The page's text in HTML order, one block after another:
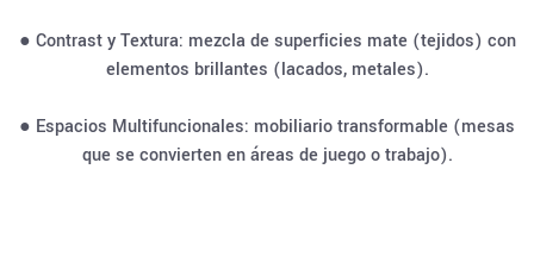
● Contrast y Textura: mezcla de superficies mate (tejidos) con
elementos brillantes (lacados, metales).
● Espacios Multifuncionales: mobiliario transformable (mesas
que se convierten en áreas de juego o trabajo).